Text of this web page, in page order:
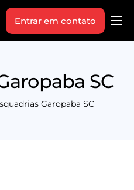
Entrar em contato
SC
Garopaba SC